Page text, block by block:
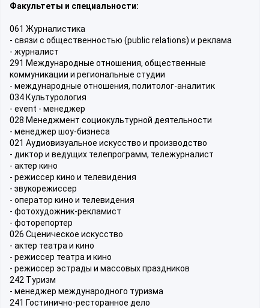
Факультеты и специальности:
061 Журналистика
- связи с общественностью (public relations) и реклама
- журналист
291 Международные отношения, общественные
коммуникации и региональные студии
- международные отношения, политолог-аналитик
034 Культурология
- event - менеджер
028 Менеджмент социокультурной деятельности
- менеджер шоу-бизнеса
021 Аудиовизуальное искусство и производство
- диктор и ведущих телепрограмм, тележурналист
- актер кино
- режиссер кино и телевидения
- звукорежиссер
- оператор кино и телевидения
- фотохудожник-рекламист
- фоторепортер
026 Сценическое искусство
- актер театра и кино
- режиссер театра и кино
- режиссер эстрады и массовых праздников
242 Туризм
- менеджер международного туризма
241 Гостинично-ресторанное дело